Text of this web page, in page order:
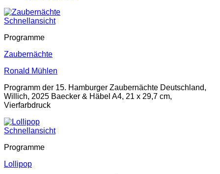
Schnellansicht
Programme
Zaubernächte
Ronald Mühlen
Programm der 15. Hamburger Zaubernächte Deutschland,
Willich, 2025 Baecker & Häbel A4, 21 x 29,7 cm,
Vierfarbdruck
Schnellansicht
Programme
Lollipop